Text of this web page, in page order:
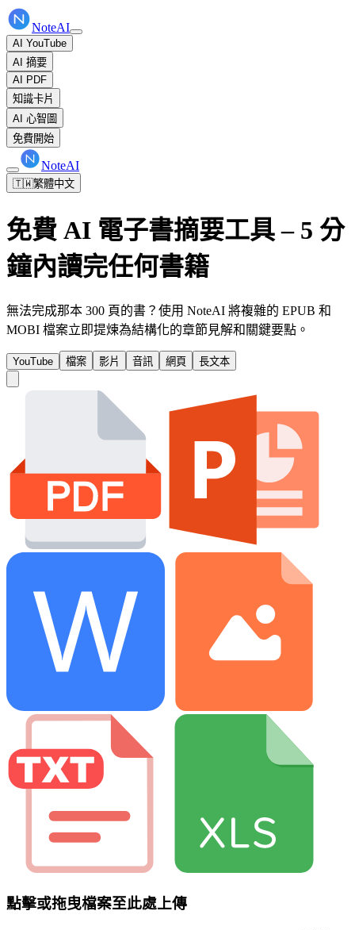
NoteAI
AI YouTube
AI 摘要
AI PDF
知識卡片
AI 心智圖
免費開始
NoteAI
🇹🇼繁體中文
免費 AI 電子書摘要工具 – 5 分
鐘內讀完任何書籍
無法完成那本 300 頁的書？使用 NoteAI 將複雜的 EPUB 和
MOBI 檔案立即提煉為結構化的章節見解和關鍵要點。
YouTube 檔案 影片 音訊 網頁 長文本
點擊或拖曳檔案至此處上傳